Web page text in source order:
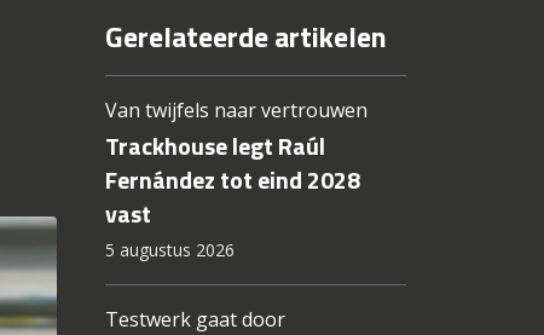
Gerelateerde artikelen
Van twijfels naar vertrouwen
Trackhouse legt Raúl
Fernández tot eind 2028
vast
5 augustus 2026
Testwerk gaat door